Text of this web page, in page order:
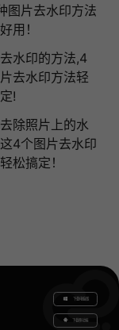
图片去水印方法
用！
水印的方法,4
去水印方法轻
!
除照片上的水
4个图片去水印
松搞定！
下载电脑版
下载移动端